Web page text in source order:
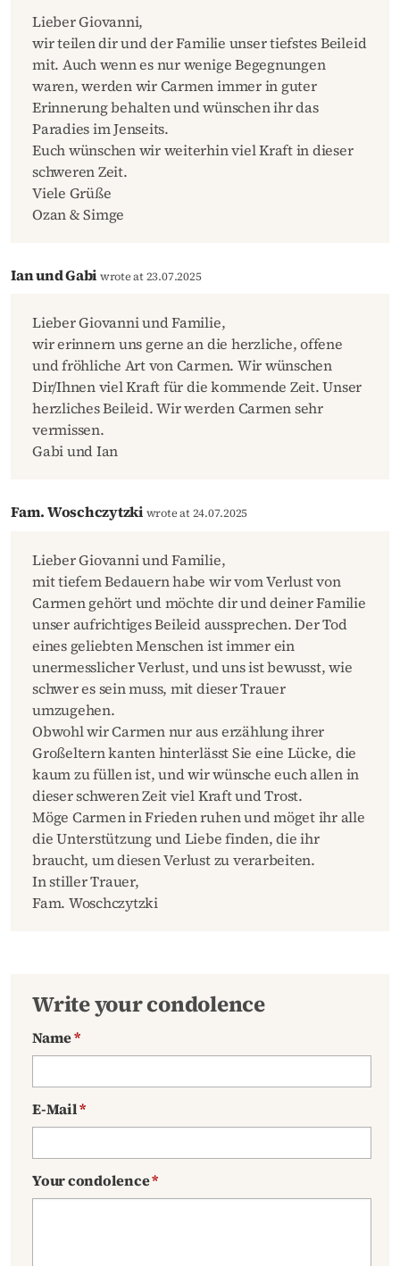
Lieber Giovanni,
wir teilen dir und der Familie unser tiefstes Beileid
mit. Auch wenn es nur wenige Begegnungen
waren, werden wir Carmen immer in guter
Erinnerung behalten und wünschen ihr das
Paradies im Jenseits.
Euch wünschen wir weiterhin viel Kraft in dieser
schweren Zeit.
Viele Grüße
Ozan & Simge
Ian und Gabi wrote at 23.07.2025
Lieber Giovanni und Familie,
wir erinnern uns gerne an die herzliche, offene
und fröhliche Art von Carmen. Wir wünschen
Dir/Ihnen viel Kraft für die kommende Zeit. Unser
herzliches Beileid. Wir werden Carmen sehr
vermissen.
Gabi und Ian
Fam. Woschczytzki wrote at 24.07.2025
Lieber Giovanni und Familie,
mit tiefem Bedauern habe wir vom Verlust von
Carmen gehört und möchte dir und deiner Familie
unser aufrichtiges Beileid aussprechen. Der Tod
eines geliebten Menschen ist immer ein
unermesslicher Verlust, und uns ist bewusst, wie
schwer es sein muss, mit dieser Trauer
umzugehen.
Obwohl wir Carmen nur aus erzählung ihrer
Großeltern kanten hinterlässt Sie eine Lücke, die
kaum zu füllen ist, und wir wünsche euch allen in
dieser schweren Zeit viel Kraft und Trost.
Möge Carmen in Frieden ruhen und möget ihr alle
die Unterstützung und Liebe finden, die ihr
braucht, um diesen Verlust zu verarbeiten.
In stiller Trauer,
Fam. Woschczytzki
Write your condolence
Name*
E-Mail*
Your condolence*